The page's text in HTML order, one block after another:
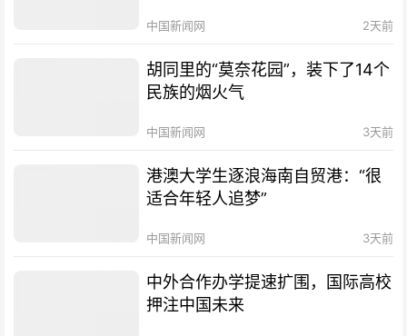
中国新闻网 2天前
胡同里的“莫奈花园”，装下了14个
民族的烟火气
中国新闻网 3天前
港澳大学生逐浪海南自贸港：“很
适合年轻人追梦”
中国新闻网 3天前
中外合作办学提速扩围，国际高校
押注中国未来